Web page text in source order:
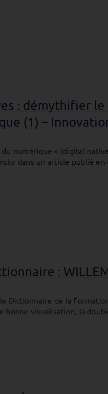
: démythifier
(1) –
numérique » (digital
dans un article publié
:
Dictionnaire de la
bonne visualisation, la